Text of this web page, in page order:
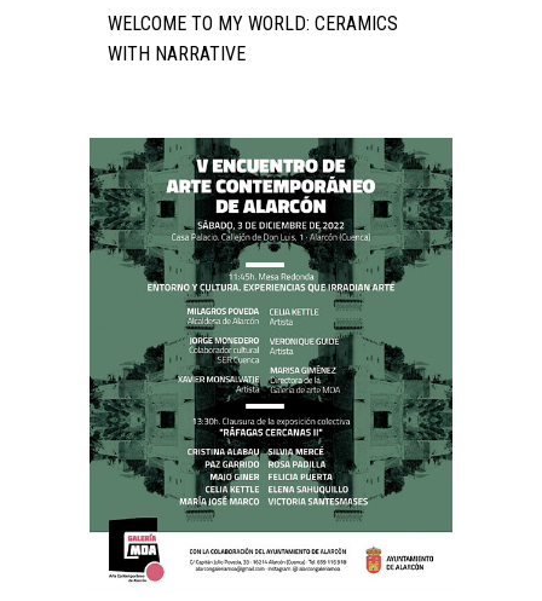
WELCOME TO MY WORLD: CERAMICS
WITH NARRATIVE